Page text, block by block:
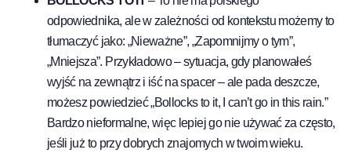
odpowiednika, ale w zależności od kontekstu możemy to
tłumaczyć jako: „Nieważne”, „Zapomnijmy o tym”,
„Mniejsza”. Przykładowo – sytuacja, gdy planowałeś
wyjść na zewnątrz i iść na spacer – ale pada deszcze,
możesz powiedzieć „Bollocks to it, I can’t go in this rain.”
Bardzo nieformalne, więc lepiej go nie używać za często,
jeśli już to przy dobrych znajomych w twoim wieku.